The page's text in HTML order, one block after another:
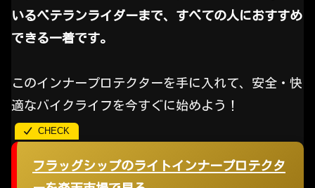
いるベテランライダーまで、すべての人におすすめ
できる一着です。
このインナープロテクターを手に入れて、安全・快
適なバイクライフを今すぐに始めよう！
フラッグシップのライトインナープロテクタ